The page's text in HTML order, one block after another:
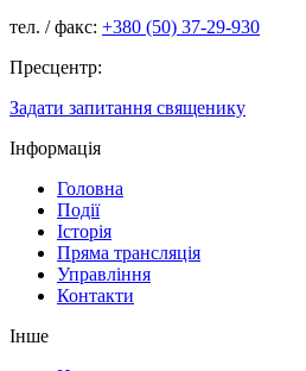
тел. / факс: +380 (50) 37-29-930
Пресцентр:
Задати запитання священику
Інформація
Головна
Події
Історія
Пряма трансляція
Управління
Контакти
Інше